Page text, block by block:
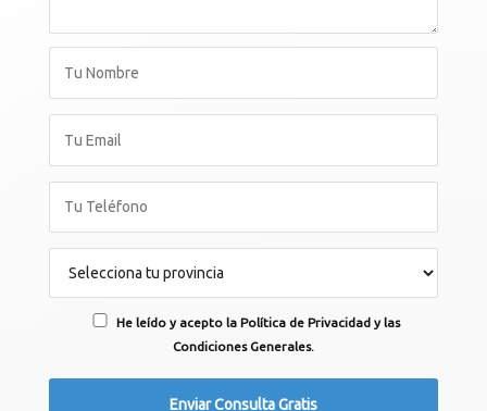
He leído y acepto la Política de Privacidad y las
Condiciones Generales.